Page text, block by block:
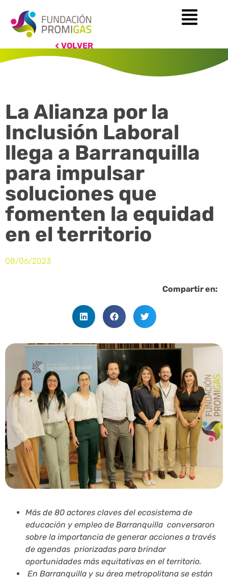
VOLVER
La Alianza por la
Inclusión Laboral
llega a Barranquilla
para impulsar
soluciones que
fomenten la equidad
en el territorio
08/06/2023
Compartir en:
Más de 80 actores claves del ecosistema de
educación y empleo de Barranquilla conversaron
sobre la importancia de generar acciones a través
de agendas priorizadas para brindar
oportunidades más equitativas en el territorio.
En Barranquilla y su área metropolitana se están